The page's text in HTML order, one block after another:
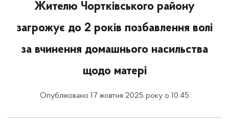
Жителю Чортківського району
загрожує до 2 років позбавлення волі
за вчинення домашнього насильства
щодо матері
Опубліковано 17 жовтня 2025 року о 10:45